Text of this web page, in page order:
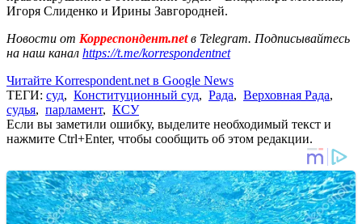
Игоря Слиденко и Ирины Завгородней.
Новости от Корреспондент.netв Telegram. Подписывайтесь
на наш канал https://t.me/korrespondentnet
Читайте Korrespondent.net в Google News
ТЕГИ: суд, Конституционный суд, Рада, Верховная Рада,
судья, парламент, КСУ
Если вы заметили ошибку, выделите необходимый текст и
нажмите Ctrl+Enter, чтобы сообщить об этом редакции.